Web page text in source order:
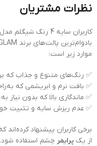
نظرات مشتریان
موارد زیر است:
✅ رنگ‌های متنوع و جذاب که
✅ بافت نرم و ابریشمی که
✅ ماندگاری بالا که بدون نیاز
✅ عدم ریزش سایه و تثبیت
برخی کاربران پیشنهاد کرده‌اند
از یک پرایمر چشم استفاده شود.